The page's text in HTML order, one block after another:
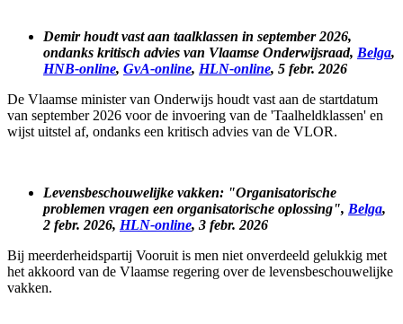
Demir houdt vast aan taalklassen in september 2026,
ondanks kritisch advies van Vlaamse Onderwijsraad, Belga,
HNB-online, GvA-online, HLN-online, 5 febr. 2026
De Vlaamse minister van Onderwijs houdt vast aan de startdatum
van september 2026 voor de invoering van de 'Taalheldklassen' en
wijst uitstel af, ondanks een kritisch advies van de VLOR.
Levensbeschouwelijke vakken: "Organisatorische
problemen vragen een organisatorische oplossing", Belga,
2 febr. 2026, HLN-online, 3 febr. 2026
Bij meerderheidspartij Vooruit is men niet onverdeeld gelukkig met
het akkoord van de Vlaamse regering over de levensbeschouwelijke
vakken.